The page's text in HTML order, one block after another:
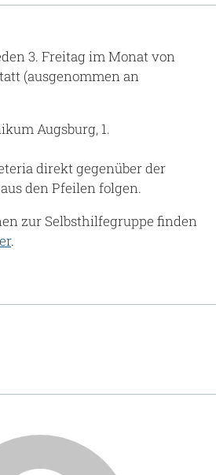
3. Freitag im Monat von
(ausgenommen an
Augsburg, 1.
direkt gegenüber der
den Pfeilen folgen.
zur Selbsthilfegruppe finden
.